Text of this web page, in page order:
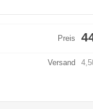
Preis
Versand